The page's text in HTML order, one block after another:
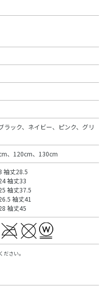
ラック、ネイビー、ピンク、グリ
、120cm、130cm
袖丈28.5
袖丈33
袖丈37.5
袖丈41
袖丈45
ださい。